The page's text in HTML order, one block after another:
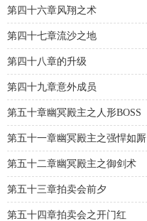
第四十六章风翔之术
第四十七章流沙之地
第四十八章的升级
第四十九章意外成员
第五十章幽冥殿主之人形BOSS
第五十一章幽冥殿主之强悍如厮
第五十二章幽冥殿主之御剑术
第五十三章拍卖会前夕
第五十四章拍卖会之开门红